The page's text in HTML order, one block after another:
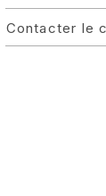
Contacter le